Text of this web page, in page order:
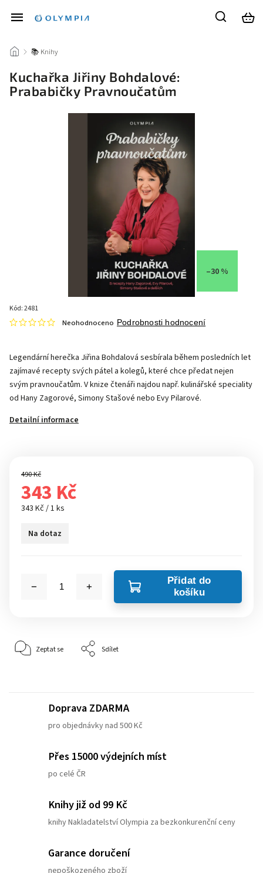
/ 📚 Knihy
Kuchařka Jiřiny Bohdalové:
Prababičky Pravnoučatům
–30 %
Kód:2481
Neohodnoceno Podrobnosti hodnocení
Legendární herečka Jiřina Bohdalová sesbírala během posledních let
zajímavé recepty svých pátel a kolegů, které chce předat nejen
svým pravnoučatům. V knize čtenáři najdou např. kulinářské speciality
od Hany Zagorové, Simony Stašové nebo Evy Pilarové.
Detailní informace
490 Kč
343 Kč
343 Kč / 1 ks
Na dotaz
Přidat do
košíku
Zeptat se Sdílet
Doprava ZDARMA
pro objednávky nad 500 Kč
Přes 15000 výdejních míst
po celé ČR
Knihy již od 99 Kč
knihy Nakladatelství Olympia za bezkonkurenční ceny
Garance doručení
nepoškozeného zboží